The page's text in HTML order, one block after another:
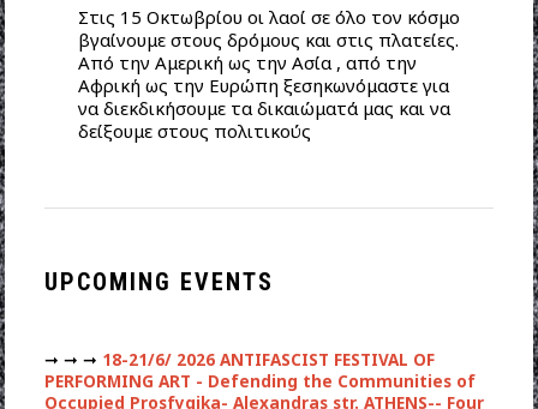
Στις 15 Οκτωβρίου οι λαοί σε όλο τον κόσμο
βγαίνουμε στους δρόμους και στις πλατείες.
Από την Αμερική ως την Ασία , από την
Αφρική ως την Ευρώπη ξεσηκωνόμαστε για
να διεκδικήσουμε τα δικαιώματά μας και να
δείξουμε στους πολιτικούς
UPCOMING EVENTS
➞ ➞ ➞ 18-21/6/ 2026 ANTIFASCIST FESTIVAL OF
PERFORMING ART - Defending the Communities of
Occupied Prosfygika- Alexandras str. ATHENS-- Four